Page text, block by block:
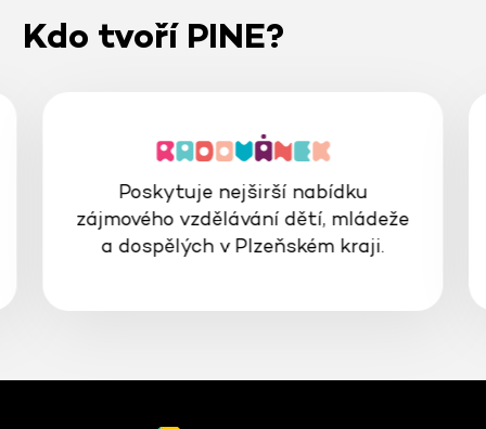
Kdo tvoří PINE?
Poskytuje nejširší nabídku
zájmového vzdělávání dětí, mládeže
a dospělých v Plzeňském kraji.